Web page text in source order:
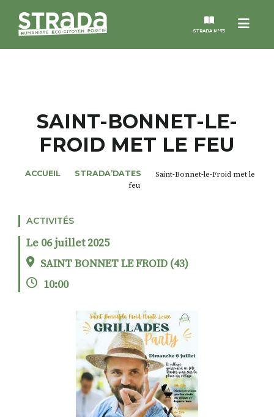
Menu
STRADA N°73
MAGAZINES
NOS THÈMES
ALTER STRADA
ROSÉE DE MAI
RECHERCHER
S'ABONNER
S'INSCRIRE À LA NEWSLETTER
FACEBOOKINSTAGRAM
LINKEDINYOUTUBE
SAINT-BONNET-LE-
FROID MET LE FEU
ACCUEIL STRADA’DATES
Saint-Bonnet-le-Froid met le
feu
ACTIVITÉS
Le 06 juillet 2025
SAINT BONNET LE FROID (43)
10:00